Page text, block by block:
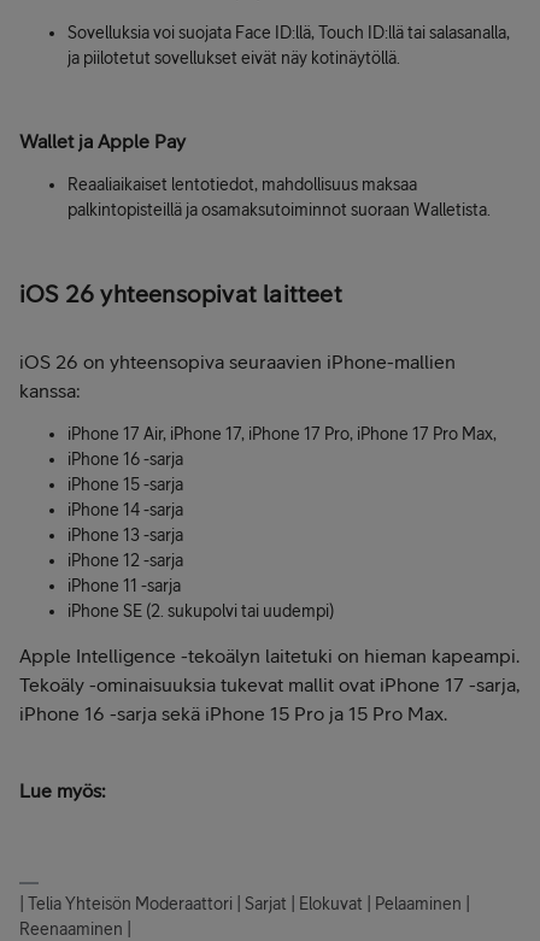
Sovelluksia voi suojata Face ID:llä, Touch ID:llä tai salasanalla,
ja piilotetut sovellukset eivät näy kotinäytöllä.
Wallet ja Apple Pay
Reaaliaikaiset lentotiedot, mahdollisuus maksaa
palkintopisteillä ja osamaksutoiminnot suoraan Walletista.
iOS 26 yhteensopivat laitteet
iOS 26 on yhteensopiva seuraavien iPhone-mallien
kanssa:
iPhone 17 Air, iPhone 17, iPhone 17 Pro, iPhone 17 Pro Max,
iPhone 16 -sarja
iPhone 15 -sarja
iPhone 14 -sarja
iPhone 13 -sarja
iPhone 12 -sarja
iPhone 11 -sarja
iPhone SE (2. sukupolvi tai uudempi)
Apple Intelligence -tekoälyn laitetuki on hieman kapeampi.
Tekoäly -ominaisuuksia tukevat mallit ovat iPhone 17 -sarja,
iPhone 16 -sarja sekä iPhone 15 Pro ja 15 Pro Max.
Lue myös:
| Telia Yhteisön Moderaattori | Sarjat | Elokuvat | Pelaaminen |
Reenaaminen |